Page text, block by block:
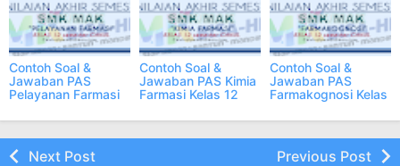
Contoh Soal &
Jawaban PAS
Pelayanan Farmasi
Semester 1
Contoh Soal &
Jawaban PAS Kimia
Farmasi Kelas 12
1
Contoh Soal &
Jawaban PAS
Farmakognosi Kelas
Semester 1
Next Post Previous Post